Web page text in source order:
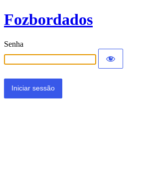
Fozbordados
Senha